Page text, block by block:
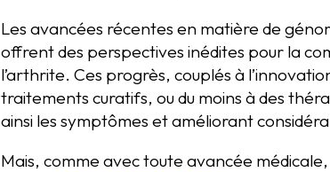
Les avancées récentes en matière de
offrent des perspectives inédites pour la
l’arthrite. Ces progrès, couplés à
traitements curatifs, ou du moins à des
ainsi les symptômes et améliorant
Mais, comme avec toute avancée médicale,